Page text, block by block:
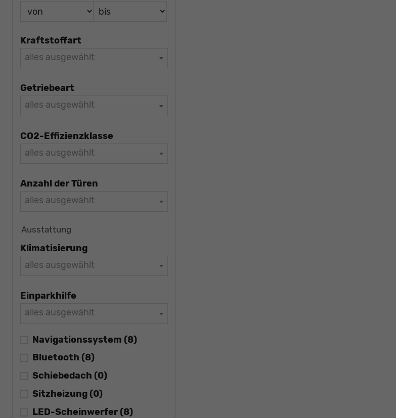
Kraftstoffart
alles ausgewählt
Getriebeart
alles ausgewählt
CO2-Effizienzklasse
alles ausgewählt
Anzahl der Türen
alles ausgewählt
Ausstattung
Klimatisierung
alles ausgewählt
Einparkhilfe
alles ausgewählt
Navigationssystem (8)
Bluetooth (8)
Schiebedach (0)
Sitzheizung (0)
LED-Scheinwerfer (8)